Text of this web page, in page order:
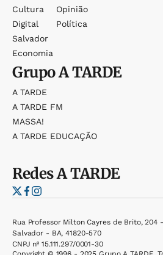
Cultura
Digital
Salvador
Economia
Opinião
Política
GrupoA TARDE
A TARDE
A TARDE FM
MASSA!
A TARDE EDUCAÇÃO
RedesA TARDE
Rua Professor Milton Cayres de Brito, 204
Salvador - BA, 41820-570
CNPJ nº 15.111.297/0001-30